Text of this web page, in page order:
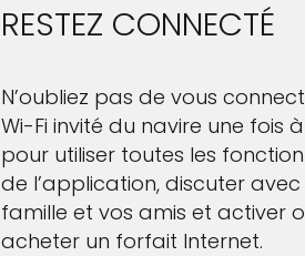
RESTEZ CONNECTÉ
N’oubliez pas de vous
Wi-Fi invité du navire une fois
pour utiliser toutes les
de l’application, discuter
famille et vos amis et activer
acheter un forfait Internet.